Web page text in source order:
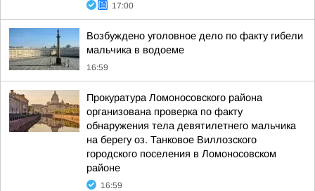
17:00
Возбуждено уголовное дело по факту гибели
мальчика в водоеме
16:59
Прокуратура Ломоносовского района
организована проверка по факту
обнаружения тела девятилетнего мальчика
на берегу оз. Танковое Виллозского
городского поселения в Ломоносовском
районе
16:59